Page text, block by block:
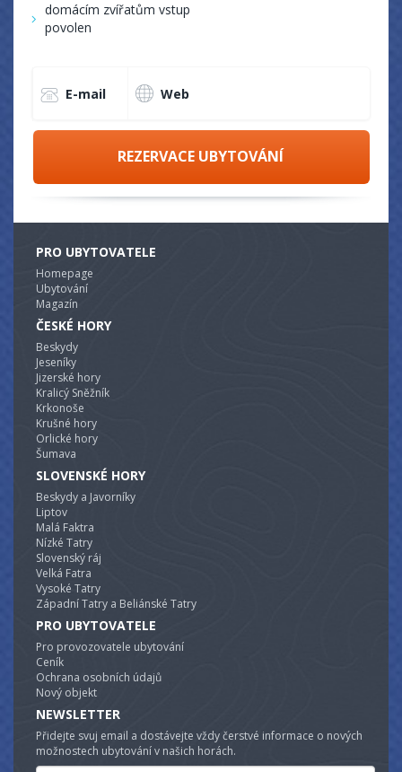
domácím zvířatům vstup
povolen
E-mail Web
REZERVACE UBYTOVÁNÍ
PRO UBYTOVATELE
Homepage
Ubytování
Magazín
ČESKÉ HORY
Beskydy
Jeseníky
Jizerské hory
Kralicý Sněžník
Krkonoše
Krušné hory
Orlické hory
Šumava
SLOVENSKÉ HORY
Beskydy a Javorníky
Liptov
Malá Faktra
Nízké Tatry
Slovenský ráj
Velká Fatra
Vysoké Tatry
Západní Tatry a Beliánské Tatry
PRO UBYTOVATELE
Pro provozovatele ubytování
Ceník
Ochrana osobních údajů
Nový objekt
NEWSLETTER
Přidejte svuj email a dostávejte vždy čerstvé informace o nových
možnostech ubytování v našich horách.